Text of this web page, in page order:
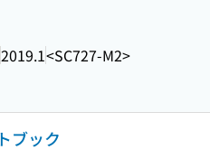
2019.1<SC727-M2>
ブック